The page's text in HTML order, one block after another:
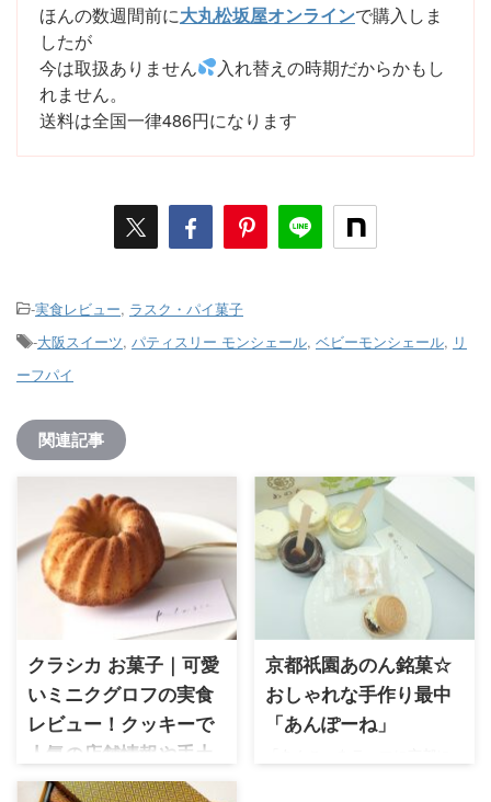
ほんの数週間前に大丸松坂屋オンラインで購入しま
したが
今は取扱ありません
入れ替えの時期だからかもし
れません。
送料は全国一律486円になります
-実食レビュー, ラスク・パイ菓子
-大阪スイーツ, パティスリー モンシェール, ベビーモンシェール, リ
ーフパイ
関連記事
クラシカ お菓子｜可愛
いミニクグロフの実食
レビュー！クッキーで
人気の店舗情報や手土
産の魅力を2026年最新
京都祇園あのん銘菓☆
おしゃれな手作り最中
「あんぽーね」